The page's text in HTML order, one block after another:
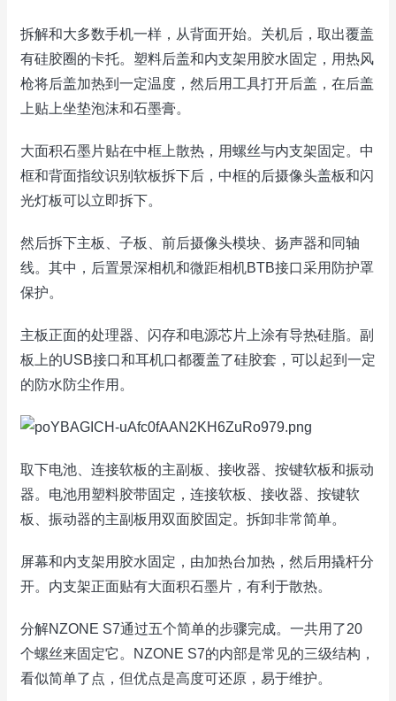
拆解和大多数手机一样，从背面开始。关机后，取出覆盖
有硅胶圈的卡托。塑料后盖和内支架用胶水固定，用热风
枪将后盖加热到一定温度，然后用工具打开后盖，在后盖
上贴上坐垫泡沫和石墨膏。
大面积石墨片贴在中框上散热，用螺丝与内支架固定。中
框和背面指纹识别软板拆下后，中框的后摄像头盖板和闪
光灯板可以立即拆下。
然后拆下主板、子板、前后摄像头模块、扬声器和同轴
线。其中，后置景深相机和微距相机BTB接口采用防护罩
保护。
主板正面的处理器、闪存和电源芯片上涂有导热硅脂。副
板上的USB接口和耳机口都覆盖了硅胶套，可以起到一定
的防水防尘作用。
取下电池、连接软板的主副板、接收器、按键软板和振动
器。电池用塑料胶带固定，连接软板、接收器、按键软
板、振动器的主副板用双面胶固定。拆卸非常简单。
屏幕和内支架用胶水固定，由加热台加热，然后用撬杆分
开。内支架正面贴有大面积石墨片，有利于散热。
分解NZONE S7通过五个简单的步骤完成。一共用了20
个螺丝来固定它。NZONE S7的内部是常见的三级结构，
看似简单了点，但优点是高度可还原，易于维护。